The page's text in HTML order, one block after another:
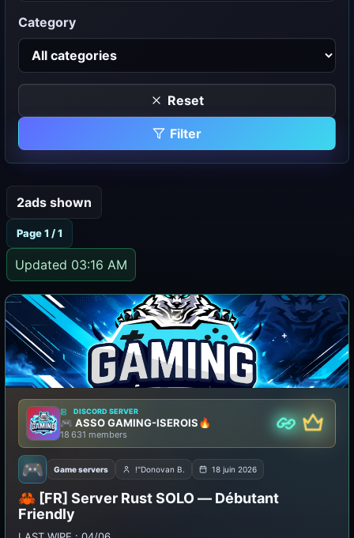
Category
Reset
Filter
2ads shown
Page 1 / 1
Updated 03:16 AM
DISCORD SERVER
🎮 ASSO GAMING-ISEROIS🔥
18 631 members
Partner
🎮 Game servers !"Donovan B. 18 juin 2026
🦀 [FR] Server Rust SOLO — Débutant
Friendly